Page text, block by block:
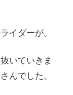
イダーが。
いていきま
んでした。